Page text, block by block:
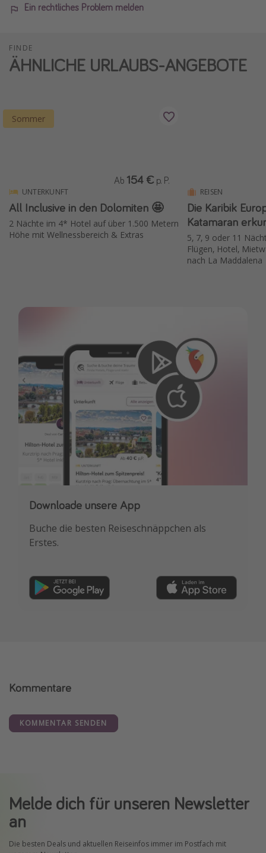
Ein rechtliches Problem melden
FINDE
ÄHNLICHE URLAUBS-ANGEBOTE
Sommer
UNTERKUNFT
All Inclusive in den Dolomiten 🤩
2 Nächte im 4* Hotel auf über 1.500 Metern
Höhe mit Wellnessbereich & Extras
Ab 154 € p. P.
REISEN
Die Karibik
Katamaran
5, 7, 9 oder 11
Flügen, Hotel,
nach La Maddalena
Downloade unsere App
Buche die besten Reiseschnäppchen als
Erstes.
Kommentare
KOMMENTAR SENDEN
Melde dich für unseren Newsletter
an
Die besten Deals und aktuellen Reiseinfos immer im Postfach mit